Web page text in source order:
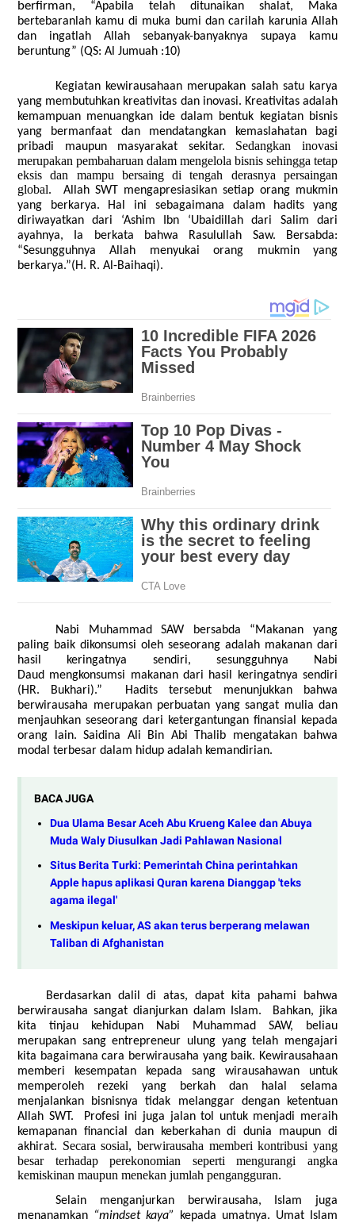
berfirman, “Apabila telah ditunaikan shalat, Maka
bertebaranlah kamu di muka bumi dan carilah karunia Allah
dan ingatlah Allah sebanyak-banyaknya supaya kamu
beruntung” (QS: Al Jumuah :10)
Kegiatan kewirausahaan merupakan salah satu karya
yang membutuhkan kreativitas dan inovasi. Kreativitas adalah
kemampuan menuangkan ide dalam bentuk kegiatan bisnis
yang bermanfaat dan mendatangkan kemaslahatan bagi
pribadi maupun masyarakat sekitar. Sedangkan inovasi
merupakan pembaharuan dalam mengelola bisnis sehingga tetap
eksis dan mampu bersaing di tengah derasnya persaingan
global. Allah SWT mengapresiasikan setiap orang mukmin
yang berkarya. Hal ini sebagaimana dalam hadits yang
diriwayatkan dari ‘Ashim Ibn ‘Ubaidillah dari Salim dari
ayahnya, Ia berkata bahwa Rasulullah Saw. Bersabda:
“Sesungguhnya Allah menyukai orang mukmin yang
berkarya.”(H. R. Al-Baihaqi).
Nabi Muhammad SAW bersabda “Makanan yang
paling baik dikonsumsi oleh seseorang adalah makanan dari
hasil keringatnya sendiri, sesungguhnya Nabi
Daud mengkonsumsi makanan dari hasil keringatnya sendiri
(HR. Bukhari).” Hadits tersebut menunjukkan bahwa
berwirausaha merupakan perbuatan yang sangat mulia dan
menjauhkan seseorang dari ketergantungan finansial kepada
orang lain. Saidina Ali Bin Abi Thalib mengatakan bahwa
modal terbesar dalam hidup adalah kemandirian.
BACA JUGA
Dua Ulama Besar Aceh Abu Krueng Kalee dan Abuya
Muda Waly Diusulkan Jadi Pahlawan Nasional
Situs Berita Turki: Pemerintah China perintahkan
Apple hapus aplikasi Quran karena Dianggap 'teks
agama ilegal'
Meskipun keluar, AS akan terus berperang melawan
Taliban di Afghanistan
Berdasarkan dalil di atas, dapat kita pahami bahwa
berwirausaha sangat dianjurkan dalam Islam. Bahkan, jika
kita tinjau kehidupan Nabi Muhammad SAW, beliau
merupakan sang entrepreneur ulung yang telah mengajari
kita bagaimana cara berwirausaha yang baik. Kewirausahaan
memberi kesempatan kepada sang wirausahawan untuk
memperoleh rezeki yang berkah dan halal selama
menjalankan bisnisnya tidak melanggar dengan ketentuan
Allah SWT. Profesi ini juga jalan tol untuk menjadi meraih
kemapanan financial dan keberkahan di dunia maupun di
akhirat. Secara sosial, berwirausaha memberi kontribusi yang
besar terhadap perekonomian seperti mengurangi angka
kemiskinan maupun menekan jumlah pengangguran.
Selain menganjurkan berwirausaha, Islam juga
menanamkan “mindset kaya”
kepada umatnya. Umat Islam